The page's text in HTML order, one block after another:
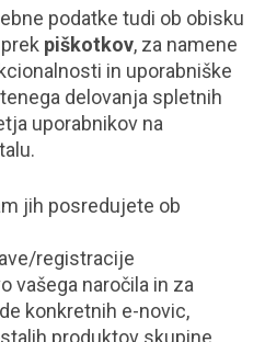
podatke tudi ob obisku
piškotkov, za namene
in uporabniške
delovanja spletnih
uporabnikov na
jih posredujete ob
registracije
vašega naročila in za
konkretnih e-novic,
produktov skupine